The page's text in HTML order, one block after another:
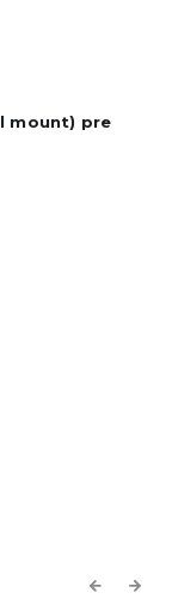
mount) pre
Previous
Next